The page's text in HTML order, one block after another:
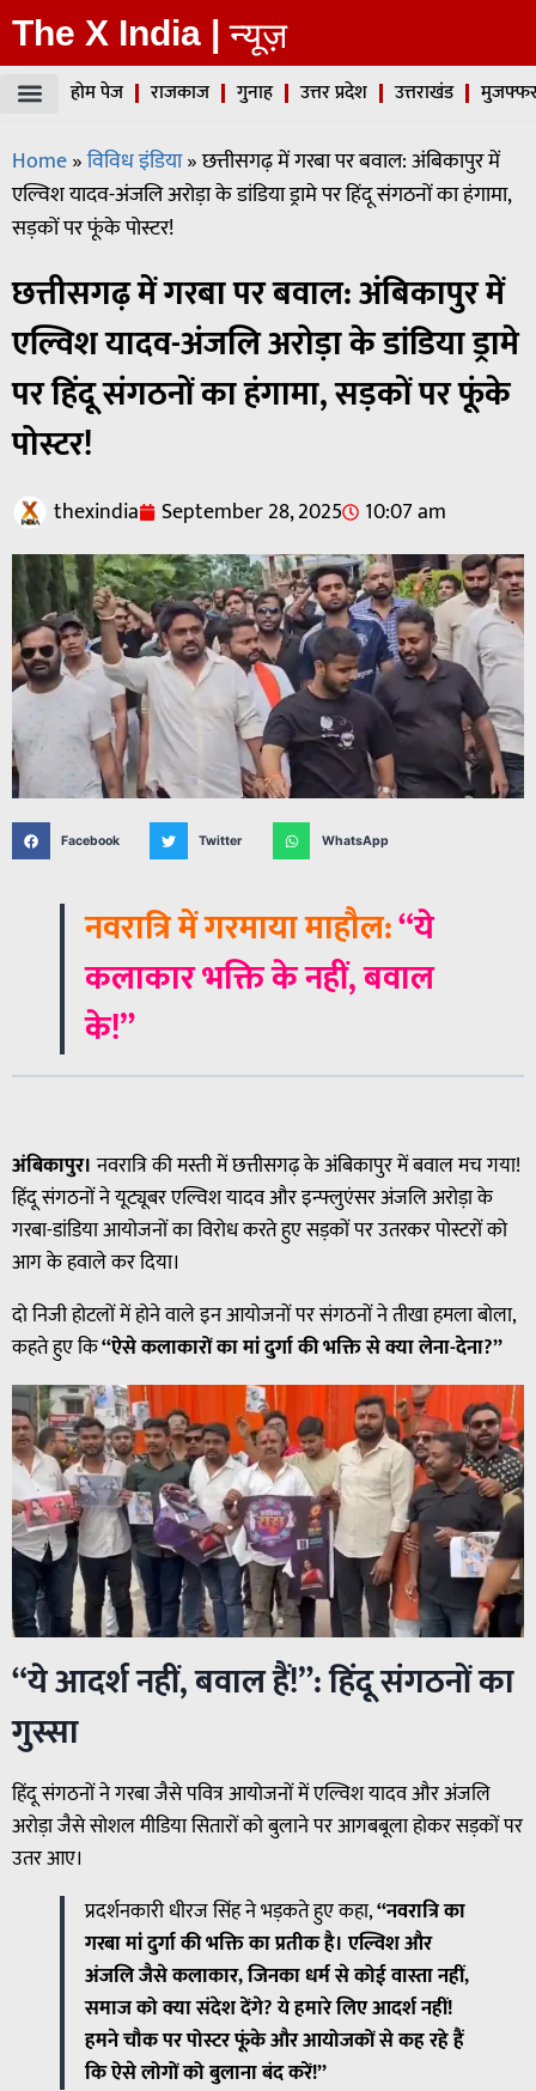
The X India | न्यूज़
होम पेज राजकाज गुनाह उत्तर प्रदेश उत्तराखंड
Home»विविध इंडिया»छत्तीसगढ़ में गरबा पर बवाल: अंबिकापुर में
एल्विश यादव-अंजलि अरोड़ा के डांडिया ड्रामे पर हिंदू संगठनों का हंगामा,
सड़कों पर फूंके पोस्टर!
छत्तीसगढ़ में गरबा पर बवाल: अंबिकापुर में
एल्विश यादव-अंजलि अरोड़ा के डांडिया ड्रामे
पर हिंदू संगठनों का हंगामा, सड़कों पर फूंके
पोस्टर!
thexindia September 28, 2025 10:07 am
Facebook Twitter WhatsApp
नवरात्रि में गरमाया माहौल:“ये
कलाकार भक्ति के नहीं, बवाल
के!”
अंबिकापुर।नवरात्रि की मस्ती में छत्तीसगढ़ के अंबिकापुर में बवाल मच गया!
हिंदू संगठनों ने यूट्यूबर एल्विश यादव और इन्फ्लुएंसर अंजलि अरोड़ा के
गरबा-डांडिया आयोजनों का विरोध करते हुए सड़कों पर उतरकर पोस्टरों को
आग के हवाले कर दिया।
दो निजी होटलों में होने वाले इन आयोजनों पर संगठनों ने तीखा हमला बोला,
कहते हुए कि“ऐसे कलाकारों का मां दुर्गा की भक्ति से क्या लेना-देना?”
“ये आदर्श नहीं, बवाल हैं!”: हिंदू संगठनों का
गुस्सा
हिंदू संगठनों ने गरबा जैसे पवित्र आयोजनों में एल्विश यादव और अंजलि
अरोड़ा जैसे सोशल मीडिया सितारों को बुलाने पर आगबबूला होकर सड़कों पर
उतर आए।
प्रदर्शनकारी धीरज सिंह ने भड़कते हुए कहा,“नवरात्रि का
गरबा मां दुर्गा की भक्ति का प्रतीक है। एल्विश और
अंजलि जैसे कलाकार, जिनका धर्म से कोई वास्ता नहीं,
समाज को क्या संदेश देंगे? ये हमारे लिए आदर्श नहीं!
हमने चौक पर पोस्टर फूंके और आयोजकों से कह रहे हैं
कि ऐसे लोगों को बुलाना बंद करें!”